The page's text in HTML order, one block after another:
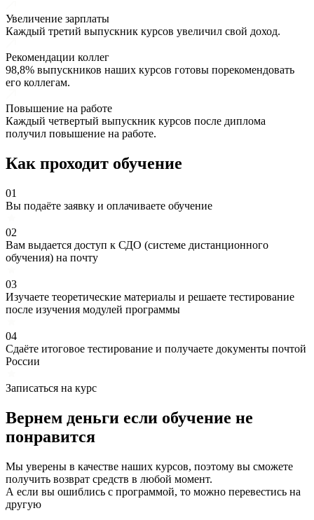
Увеличение зарплаты
Каждый третий выпускник курсов увеличил свой доход.
Рекомендации коллег
98,8% выпускников наших курсов готовы порекомендовать
его коллегам.
Повышение на работе
Каждый четвертый выпускник курсов после диплома
получил повышение на работе.
Как проходит обучение
01
Вы подаёте заявку и оплачиваете обучение
02
Вам выдается доступ к СДО (системе дистанционного
обучения) на почту
03
Изучаете теоретические материалы и решаете тестирование
после изучения модулей программы
04
Сдаёте итоговое тестирование и получаете документы почтой
России
Записаться на курс
Вернем деньги если обучение не
понравится
Мы уверены в качестве наших курсов, поэтому вы сможете
получить возврат средств в любой момент.
А если вы ошиблись с программой, то можно перевестись на
другую